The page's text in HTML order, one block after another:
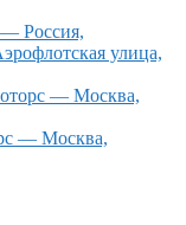
Россия,
улица,
— Москва,
— Москва,